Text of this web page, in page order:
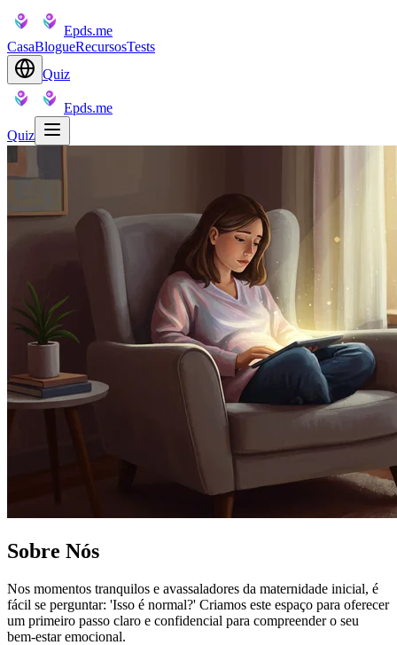
Epds.me
CasaBlogueRecursosTests
Quiz
Epds.me
Quiz
Sobre Nós
Nos momentos tranquilos e avassaladores da maternidade inicial, é
fácil se perguntar: 'Isso é normal?' Criamos este espaço para oferecer
um primeiro passo claro e confidencial para compreender o seu
bem-estar emocional.